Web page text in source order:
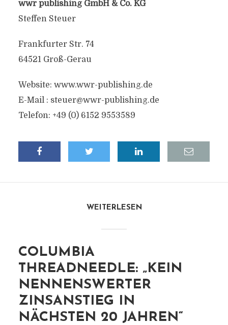
wwr publishing GmbH & Co. KG
Steffen Steuer
Frankfurter Str. 74
64521 Groß-Gerau
Website: www.wwr-publishing.de
E-Mail : steuer@wwr-publishing.de
Telefon: +49 (0) 6152 9553589
WEITERLESEN
COLUMBIA
THREADNEEDLE: „KEIN
NENNENSWERTER
ZINSANSTIEG IN
NÄCHSTEN 20 JAHREN“